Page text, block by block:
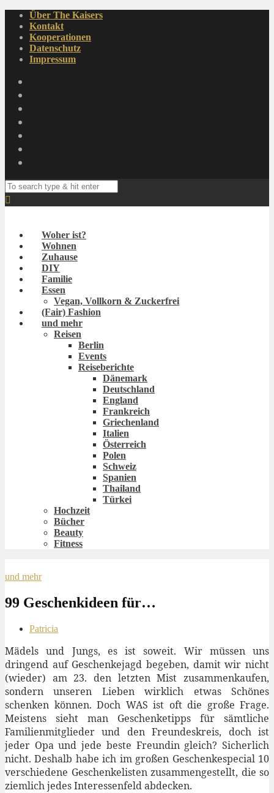
Über The Kaisers
Kontakt
Kooperationen
Datenschutz
Impressum
Woher ist?
Wohnen
Zuhause
DIY
Familie
Essen
Vegan, Vollkorn & Zuckerfrei
(Fair) Fashion
und mehr
Reisen
Berlin
Events
Reiseberichte
Dänemark
Deutschland
England
Frankreich
Griechenland
Italien
Österreich
Polen
Schweiz
Spanien
Thailand
Türkei
Hochzeit
Bücher
Beauty
Fitness
und mehr
99 Geschenkideen für…
Patricia
Mädels und Jungs, es ist soweit. Wir müssen uns
dringend auf Geschenkejagd begeben, damit wir nicht
(wieder) am 23. den letzten Mist zusammenkaufen,
sondern unseren Lieben wirklich etwas Schönes
schenken können. Doch WAS ist oft die große Frage.
Meistens sieht man Geschenketipps für sämtliche
Familienmitglieder und den Freundeskreis, doch ist
jeder Opa und jede beste Freundin gleich? Sicherlich
nicht. Deshalb habe ich im großen Geschenkespecial 10
verschiedene Geschenkelisten zusammengestellt, die so
ziemlich jedes Interessenfeld abdecken.